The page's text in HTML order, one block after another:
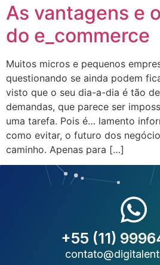
As vantagens e
do e_commerce
Muitos micros e pequenos
questionando se ainda podem
visto que o seu dia-a-dia é tão
demandas, que parece ser
uma tarefa. Pois é… lamento
como evitar, o futuro dos
caminho. Apenas para […]
+55 (11)